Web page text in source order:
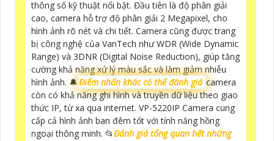
thông số kỹ thuật nổi bật. Đầu tiên là độ phân giải
cao, camera hỗ trợ độ phân giải 2 Megapixel, cho
hình ảnh rõ nét và chi tiết. Camera cũng được trang
bị công nghệ của VanTech như WDR (Wide Dynamic
Range) và 3DNR (Digital Noise Reduction), giúp tăng
cường khả năng xử lý màu sắc và làm giảm nhiễu
hình ảnh. 🔔Điểm nhấn khác có thể đánh giá camera
còn có khả năng ghi hình và truyền dữ liệu theo giao
thức IP, từ xa qua internet. VP-5220IP Camera cung
cấp cả hình ảnh ban đêm tốt với tính năng hồng
ngoại thông minh. 📂Đánh giá tổng quan hết những